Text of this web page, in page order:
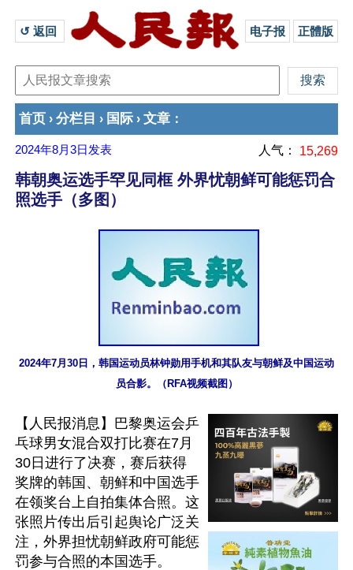
↺ 返回 电子报 正體版
首页 › 分栏目 › 国际 › 文章 ：
2024年8月3日 发表 人气： 15,269
韩朝奥运选手罕见同框 外界忧朝鲜可能惩罚合
照选手（多图）
2024年7月30日，韩国运动员林钟勋用手机和其队友与朝鲜及中国运动
员合影。（RFA视频截图）
【人民报消息】巴黎奥运会乒
乓球男女混合双打比赛在7月
30日进行了决赛，赛后获得
奖牌的韩国、朝鲜和中国选手
在领奖台上自拍集体合照。这
张照片传出后引起舆论广泛关
注，外界担忧朝鲜政府可能惩
罚参与合照的本国选手。